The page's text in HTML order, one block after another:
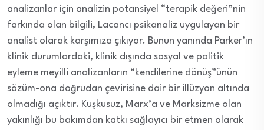
analizanlar için analizin potansiyel “terapik değeri”nin
farkında olan bilgili, Lacancı psikanaliz uygulayan bir
analist olarak karşımıza çıkıyor. Bunun yanında Parker’ın
klinik durumlardaki, klinik dışında sosyal ve politik
eyleme meyilli analizanların “kendilerine dönüş”ünün
sözüm-ona doğrudan çevirisine dair bir illüzyon altında
olmadığı açıktır. Kuşkusuz, Marx’a ve Marksizme olan
yakınlığı bu bakımdan katkı sağlayıcı bir etmen olarak